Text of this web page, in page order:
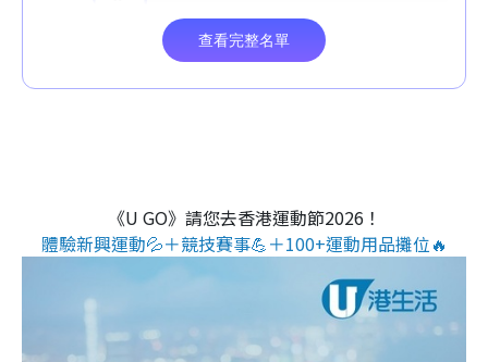
《U GO》請您去香港運動節2026！
體驗新興運動💦＋競技賽事💪＋100+運動用品攤位🔥